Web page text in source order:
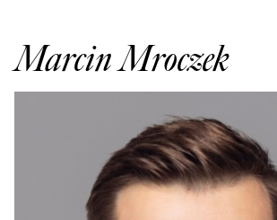
Marcin Mroczek